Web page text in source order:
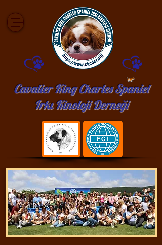
Cavalier King Charles Spaniel
Irkı Kinoloji Derneği